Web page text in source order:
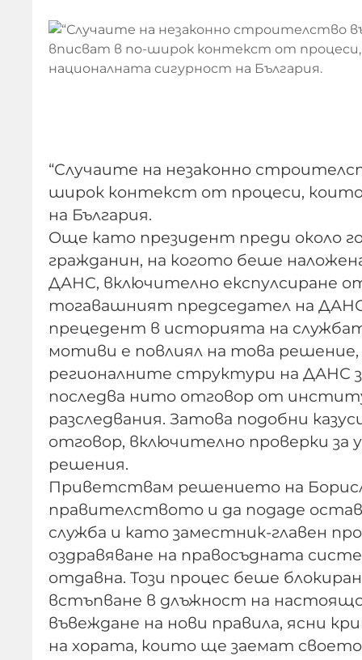
“Случаите на незаконно
широк контекст от процеси,
на България.
Още като президент преди около
гражданин, на когото беше
ДАНС, включително експулсиране
тогавашният председател на
прецедент в историята на
мотиви е повлиял на това
регионалните структури на ДАНС
последва нито отговор от
разследвания. Затова подобни
отговор, включително проверки
решения.
Приветствам решението на
правителството и да подаде
служба и като заместник-главен
оздравяване на правосъдната
отдавна. Този процес беше
встъпване в длъжност на
въвеждане на нови правила, ясни
на хората, които ще заемат